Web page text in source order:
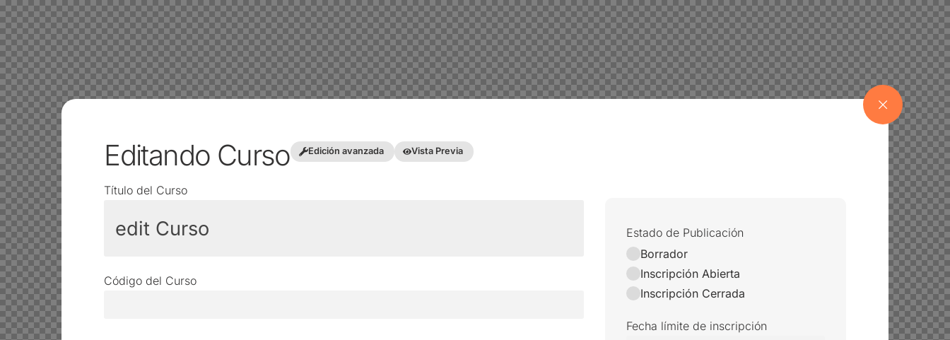
Editando Curso Edición avanzada Vista Previa
Título del Curso
Código del Curso
Estado de Publicación
Borrador
Inscripción Abierta
Inscripción Cerrada
Fecha límite de inscripción